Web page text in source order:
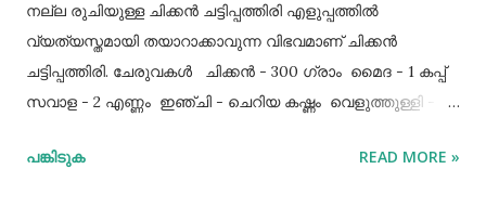
നല്ല രുചിയുള്ള ചിക്കൻ ചട്ടിപ്പത്തിരി എളുപ്പത്തിൽ
വ്യത്യസ്തമായി തയാറാക്കാവുന്ന വിഭവമാണ് ചിക്കൻ
ചട്ടിപ്പത്തിരി. ചേരുവകൾ ചിക്കൻ - 300 ഗ്രാം മൈദ - 1 കപ്പ്‌
സവാള - 2 എണ്ണം ഇഞ്ചി - ചെറിയ കഷ്ണം വെളുത്തുള്ളി - 5
വിധം ചിക്കൻ കുറച്ച് ഉപ്പും കുരുമുളകുപൊടിയും
പങ്കിടുക READ MORE »